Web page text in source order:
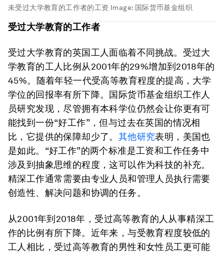
未受过大学教育的工作者的工资 Image: 国际货币基金组织
受过大学教育的工作者
受过大学教育的英国工人面临着不同挑战。受过大
学教育的工人比例从2001年的29%增加到2018年的
45%。随着年轻一代受高等教育程度的提高，大学
学位的回报率有所下降。国际货币基金组织工作人
员研究发现，尽管拥有本科学位仍然会让你更有可
能找到一份“好工作”，但与过去在英国的情况相
比，它提供的保障却少了。 其他研究表明，美国也
是如此。“好工作”的两个标准是工资和工作任务中
涉及到抽象思维的程度，这可以作为科技的补充。
精深工作通常需要由专业人员和管理人员执行需要
创造性、解决问题和协调的任务。
从2001年到2018年，受过高等教育的人从事精深工
作的比例有所下降。近年来，与受教育程度较低的
工人相比，受过高等教育的男性和女性员工更可能